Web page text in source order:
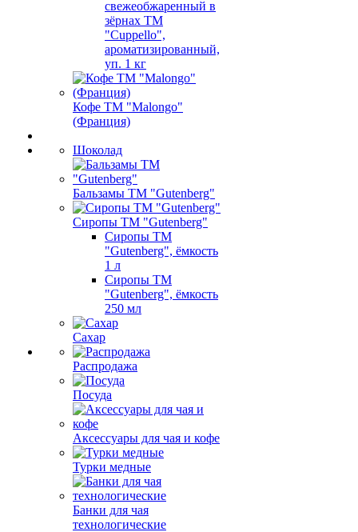
свежеобжаренный в
зёрнах ТМ
"Cuppello",
ароматизированный,
уп. 1 кг
Кофе ТМ "Malongo"
(Франция)
Шоколад
Бальзамы ТМ "Gutenberg"
Сиропы ТМ "Gutenberg"
Сиропы ТМ
"Gutenberg", ёмкость
1 л
Сиропы ТМ
"Gutenberg", ёмкость
250 мл
Сахар
Распродажа
Посуда
Аксессуары для чая и кофе
Турки медные
Банки для чая
технологические